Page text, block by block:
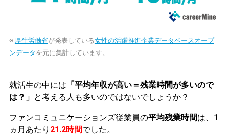
※ 厚生労働省が発表している女性の活躍推進企業データベースオープ
ンデータ を元に集計しています。
就活生の中には 「平均年収が高い＝残業時間が多いので
は？」 と考える人も多いのではないでしょうか？
ファンコミュニケーションズ従業員の平均残業時間は、1
ヵ月あたり 21.2時間でした。